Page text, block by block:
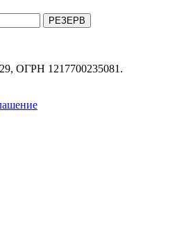
РЕЗЕРВ
1217700235081.